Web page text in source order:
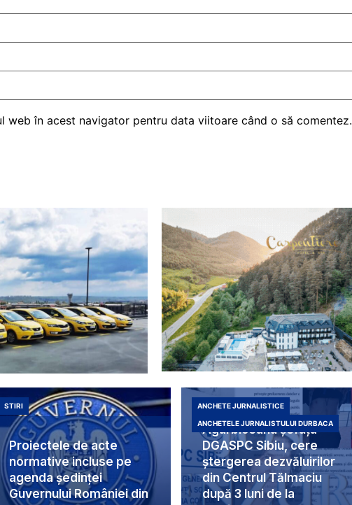
web în acest navigator pentru data viitoare când o să comentez.
Proiectele de acte
normative incluse pe
agenda ședinței
Guvernului României din
STIRI
Duduia Liliana
Agârbiceanu șefuța
DGASPC Sibiu, cere
ștergerea dezvăluirilor
din Centrul Tălmaciu
după 3 luni de la
ANCHETE JURNALISTICE
ANCHETELE JURNALISTULUI DURBACA